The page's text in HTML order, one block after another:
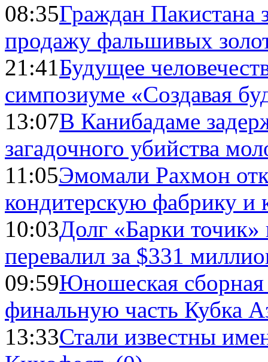
08:35Граждан Пакистана
продажу фальшивых
21:41Будущее
симпозиуме «Создавая
13:07В Канибадаме
загадочного убийства
11:05Эмомали Рахмон
кондитерскую фабрику и
10:03Долг «Барки
перевалил за $331
09:59Юношеская
финальную часть Кубка
13:33Стали известны